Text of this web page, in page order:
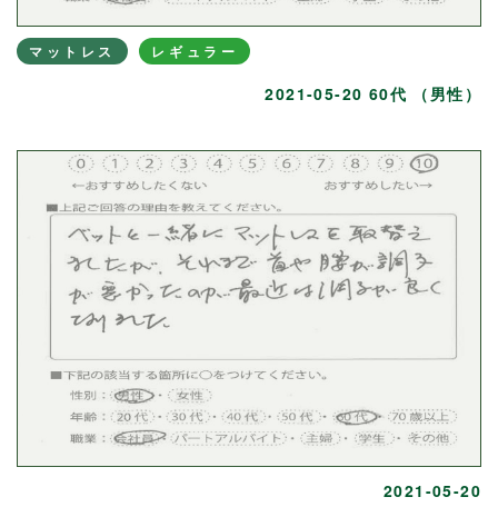
マットレス レギュラー
2021-05-20 60代 （男性）
2021-05-20